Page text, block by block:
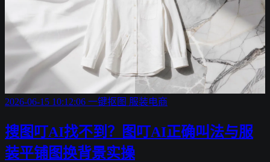
2026-06-15 10:12:06 一键抠图 服装电商
搜图叮AI找不到？图叮AI正确叫法与服
装平铺图换背景实操